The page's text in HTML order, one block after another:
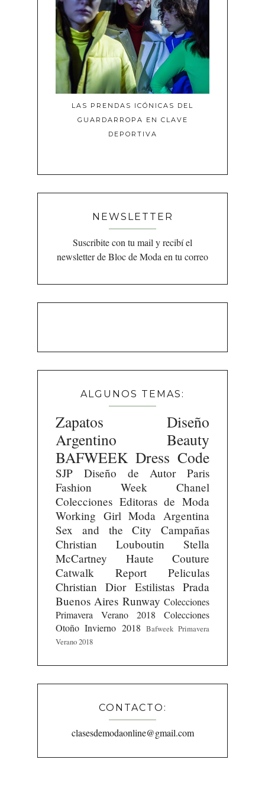
LAS PRENDAS ICÓNICAS DEL
GUARDARROPA EN CLAVE
DEPORTIVA
NEWSLETTER
Suscribite con tu mail y recibí el
newsletter de Bloc de Moda en tu correo
ALGUNOS TEMAS:
Zapatos
Diseño
Argentino
Beauty
BAFWEEK Dress Code
SJP Diseño de Autor
Paris
Fashion Week
Chanel
Colecciones Editoras de Moda
Working Girl Moda Argentina
Sex and the City
Campañas
Christian Louboutin
Stella
McCartney
Haute Couture
Catwalk Report
Peliculas
Christian Dior Estilistas Prada
Buenos Aires Runway Colecciones
Primavera Verano 2018
Colecciones
Otoño Invierno 2018 Bafweek Primavera
Verano 2018
CONTACTO:
clasesdemodaonline@gmail.com